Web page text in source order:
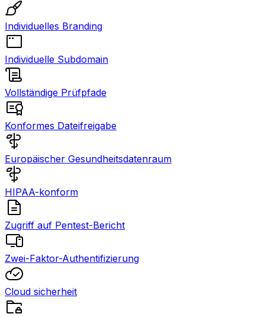
Individuelles Branding
Individuelle Subdomain
Vollständige Prüfpfade
Konformes Dateifreigabe
Europäischer Gesundheitsdatenraum
HIPAA-konform
Zugriff auf Pentest-Bericht
Zwei-Faktor-Authentifizierung
Cloud sicherheit